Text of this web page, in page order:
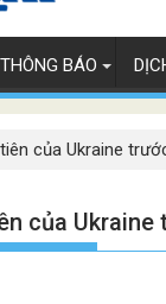
THÔNG BÁO
của Ukraine
của